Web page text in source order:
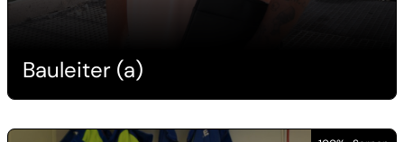
Bauleiter (a)